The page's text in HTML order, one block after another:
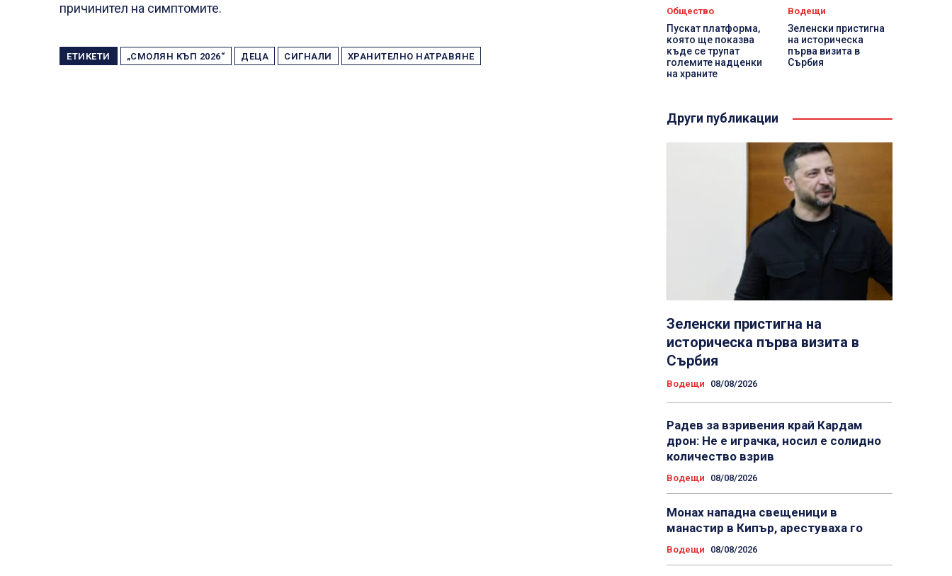
причинител на симптомите.
ЕТИКЕТИ „СМОЛЯН КЪП 2026“ ДЕЦА СИГНАЛИ ХРАНИТЕЛНО НАТРАВЯНЕ
Общество
Пускат платформа,
която ще показва
къде се трупат
големите надценки
на храните
Водещи
Зеленски пристигна
на историческа
първа визита в
Сърбия
Други публикации
Зеленски пристигна на
историческа първа визита в
Сърбия
Водещи 08/08/2026
Радев за взривения край Кардам
дрон: Не е играчка, носил е солидно
количество взрив
Водещи 08/08/2026
Монах нападна свещеници в
манастир в Кипър, арестуваха го
Водещи 08/08/2026